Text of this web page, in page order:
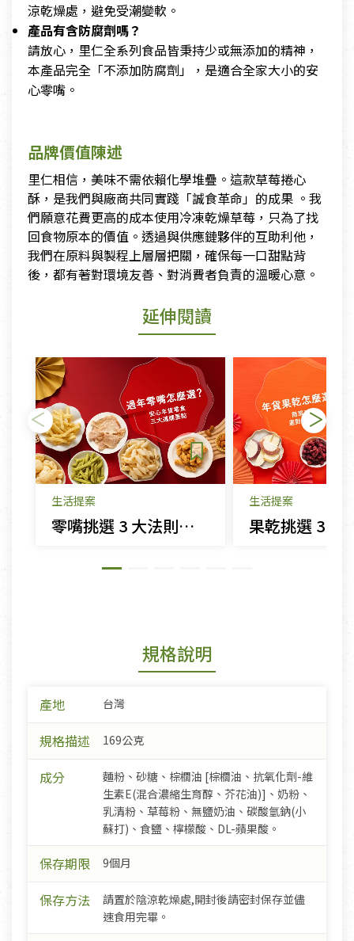
涼乾燥處，避免受潮變軟。
產品有含防腐劑嗎？
請放心，里仁全系列食品皆秉持少或無添加的精神，
本產品完全「不添加防腐劑」，是適合全家大小的安
心零嘴。
品牌價值陳述
里仁相信，美味不需依賴化學堆疊。這款草莓捲心
酥，是我們與廠商共同實踐「誠食革命」的成果 。我
們願意花費更高的成本使用冷凍乾燥草莓，只為了找
回食物原本的價值。透過與供應鏈夥伴的互助利他，
我們在原料與製程上層層把關，確保每一口甜點背
後，都有著對環境友善、對消費者負責的溫暖心意。
延伸閱讀
生活提案
零嘴挑選 3 大法則｜年貨這樣買，安心跟着來
生活提案
規格說明
產地 台灣
規格描述 169公克
成分
麵粉、砂糖、棕櫚油 [棕櫚油、抗氧化劑-維
生素E(混合濃縮生育醇、芥花油)]、奶粉、
乳清粉、草莓粉、無鹽奶油、碳酸氫鈉(小
蘇打)、食鹽、檸檬酸、DL-蘋果酸。
保存期限 9個月
保存方法
請置於陰涼乾燥處,開封後請密封保存並儘
速食用完畢。